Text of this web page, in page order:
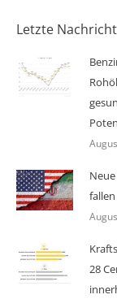
Letzte
fallen
28